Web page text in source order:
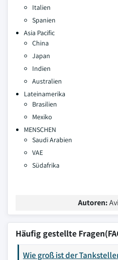
Italien
Spanien
Asia Pacific
China
Japan
Indien
Australien
Lateinamerika
Brasilien
Mexiko
MENSCHEN
Saudi Arabien
VAE
Südafrika
Autoren:
Häufig gestellte
Wie groß ist der